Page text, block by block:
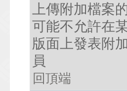
上傳附加檔案
可能不允許在
版面上發表附
員
回頂端